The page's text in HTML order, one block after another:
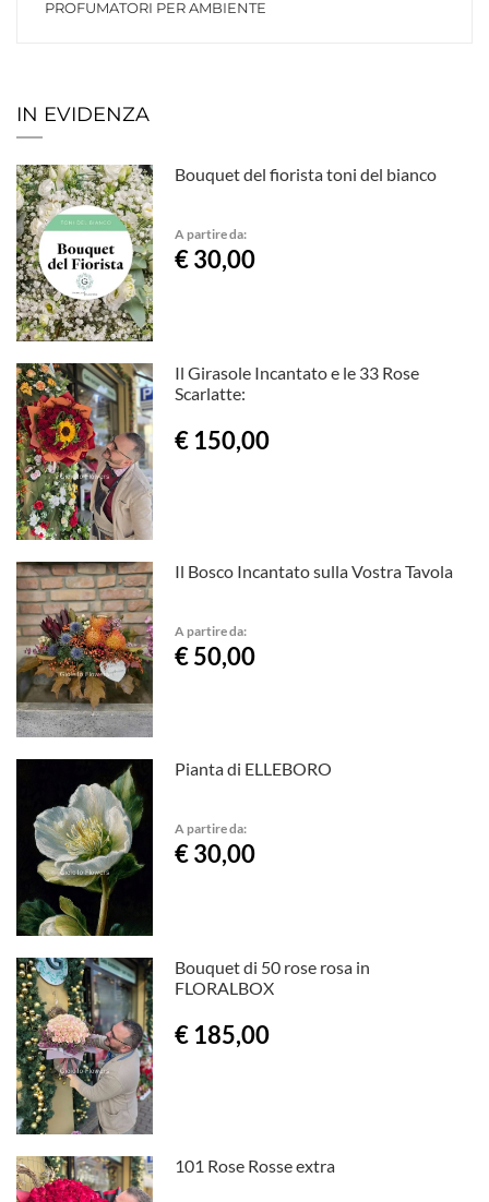
PROFUMATORI PER AMBIENTE
IN EVIDENZA
Bouquet del fiorista toni del bianco
A partire da:
€ 30,00
Il Girasole Incantato e le 33 Rose
Scarlatte:
€ 150,00
Il Bosco Incantato sulla Vostra Tavola
A partire da:
€ 50,00
Pianta di ELLEBORO
A partire da:
€ 30,00
Bouquet di 50 rose rosa in
FLORALBOX
€ 185,00
101 Rose Rosse extra